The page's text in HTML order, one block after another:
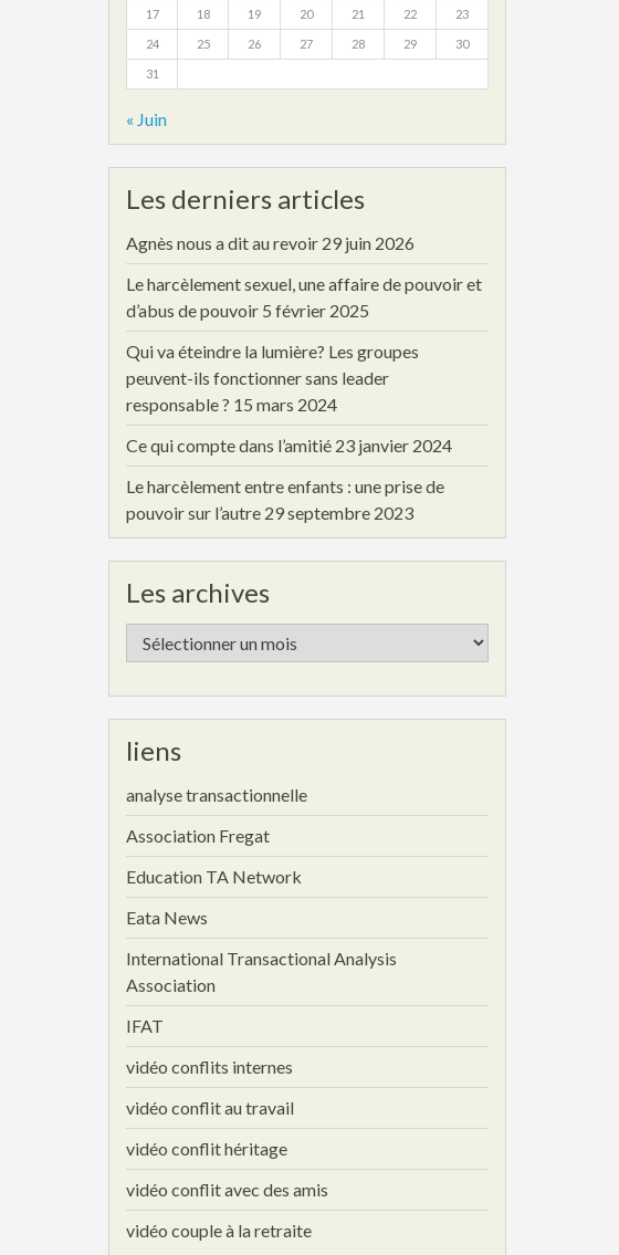
17 18 19 20 21 22 23
24 25 26 27 28 29 30
31
« Juin
Les derniers articles
Agnès nous a dit au revoir 29 juin 2026
Le harcèlement sexuel, une affaire de pouvoir et
d’abus de pouvoir 5 février 2025
Qui va éteindre la lumière? Les groupes
peuvent-ils fonctionner sans leader
responsable ? 15 mars 2024
Ce qui compte dans l’amitié 23 janvier 2024
Le harcèlement entre enfants : une prise de
pouvoir sur l’autre 29 septembre 2023
Les archives
Les
archives
liens
analyse transactionnelle
Association Fregat
Education TA Network
Eata News
International Transactional Analysis
Association
IFAT
vidéo conflits internes
vidéo conflit au travail
vidéo conflit héritage
vidéo conflit avec des amis
vidéo couple à la retraite